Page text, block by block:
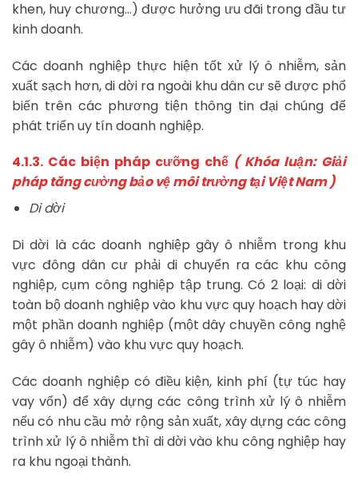
khen, huy chương…) được hưởng ưu đãi trong đầu tư
kinh doanh.
Các doanh nghiệp thực hiện tốt xử lý ô nhiễm, sản
xuất sạch hơn, di dời ra ngoài khu dân cư sẽ được phổ
biến trên các phương tiện thông tin đại chúng để
phát triển uy tín doanh nghiệp.
4.1.3. Các biện pháp cưỡng chế ( Khóa luận: Giải
pháp tăng cường bảo vệ môi trường tại Việt Nam )
Di dời
Di dời là các doanh nghiệp gây ô nhiễm trong khu
vực đông dân cư phải di chuyển ra các khu công
nghiệp, cụm công nghiệp tập trung. Có 2 loại: di dời
toàn bộ doanh nghiệp vào khu vực quy hoạch hay dời
một phần doanh nghiệp (một dây chuyền công nghệ
gây ô nhiễm) vào khu vực quy hoạch.
Các doanh nghiệp có điều kiện, kinh phí (tự túc hay
vay vốn) để xây dựng các công trình xử lý ô nhiễm
nếu có nhu cầu mở rộng sản xuất, xây dựng các công
trình xử lý ô nhiễm thì di dời vào khu công nghiệp hay
ra khu ngoại thành.